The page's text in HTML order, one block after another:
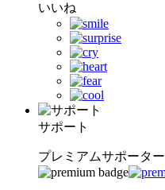
いいね
サポート
プレミアムサポーター